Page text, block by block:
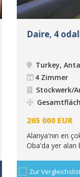
Daire, 4
Turkey,
4 Zimmer
Stockwerk/
265 000 EUR
Alanya'nın en
Oba'da yer alan
Zur